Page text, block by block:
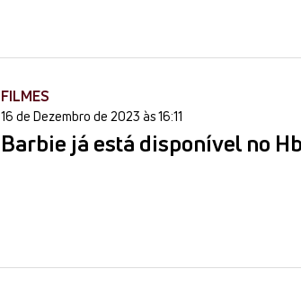
FILMES
16 de Dezembro de 2023 às 16:11
Barbie já está disponível no